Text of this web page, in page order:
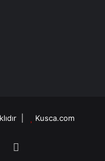
| Kusca.com